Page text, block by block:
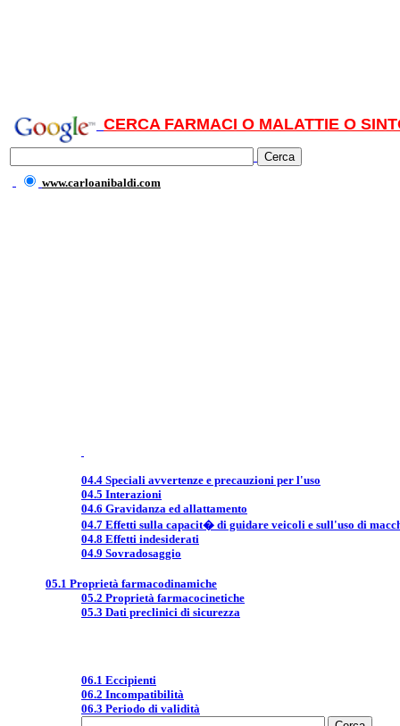
CERCA FARMACI O MALATTIE O
www.carloanibaldi.com
04.4 Speciali avvertenze e precauzioni per l'uso
04.5 Interazioni
04.6 Gravidanza ed allattamento
04.7 Effetti sulla capacit� di guidare veicoli e sull'uso di
04.8 Effetti indesiderati
04.9 Sovradosaggio
05.1 Proprietà farmacodinamiche
05.2 Proprietà farmacocinetiche
05.3 Dati preclinici di sicurezza
06.1 Eccipienti
06.2 Incompatibilità
06.3 Periodo di validità